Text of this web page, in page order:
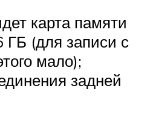
карта памяти
ГБ (для записи с
мало);
задней